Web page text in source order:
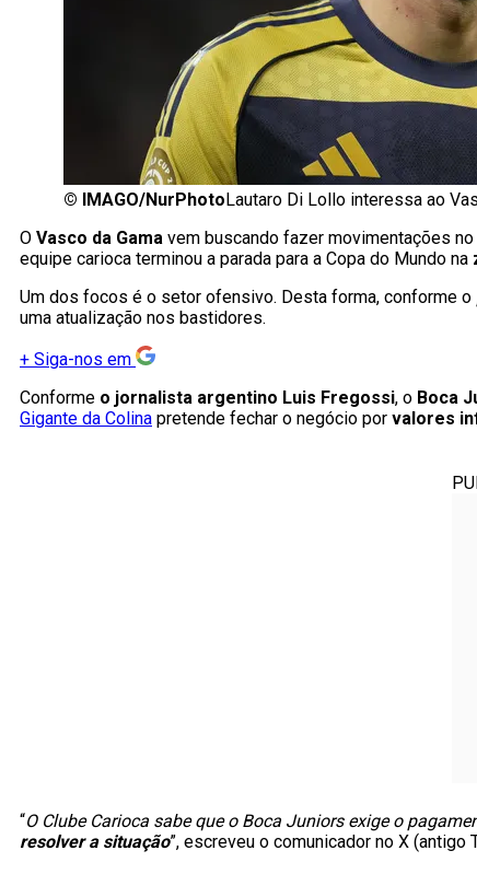
© IMAGO/NurPhoto Lautaro Di Lollo interessa ao
O Vasco da Gama vem buscando fazer movimentações
equipe carioca terminou a parada para a Copa do Mundo na
Um dos focos é o setor ofensivo. Desta forma, conforme o
uma atualização nos bastidores.
+ Siga-nos em
Conforme o jornalista argentino Luis Fregossi, o Boca
Gigante da Colina pretende fechar o negócio por valores
“O Clube Carioca sabe que o Boca Juniors exige o
resolver a situação”, escreveu o comunicador no X (antigo